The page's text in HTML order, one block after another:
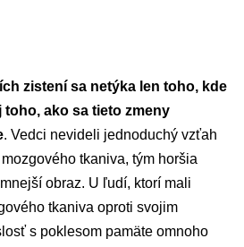
zistení sa netýka len toho, kde
toho, ako sa tieto zmeny
. Vedci nevideli jednoduchý vzťah
tkaniva, tým horšia
obraz. U ľudí, ktorí mali
tkaniva oproti svojim
s poklesom pamäte omnoho